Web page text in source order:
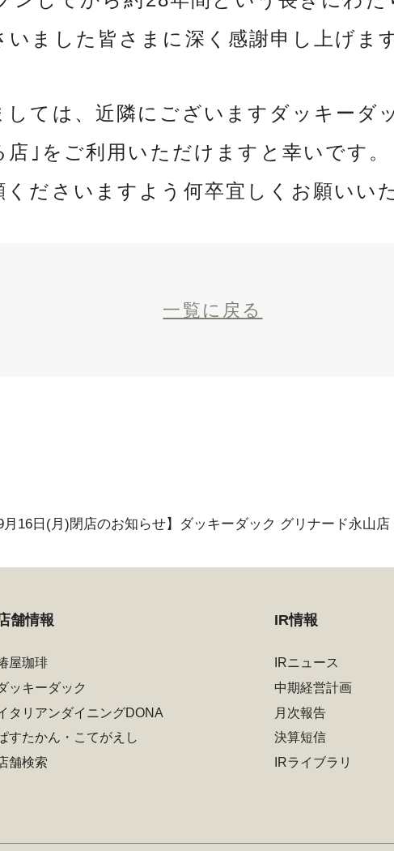
ました皆さまに深く感謝申し上げます
しては、近隣にございますダッキーダ
店｣をご利用いただけますと幸いです。
くださいますよう何卒宜しくお願いい
一覧に戻る
9月16日(月)閉店のお知らせ】ダッキーダック グリナード永山店
舗情報
屋珈琲
ッキーダック
タリアンダイニングDONA
すたかん・こてがえし
舗検索
IR情報
IRニュース
中期経営計画
月次報告
決算短信
IRライブラリ